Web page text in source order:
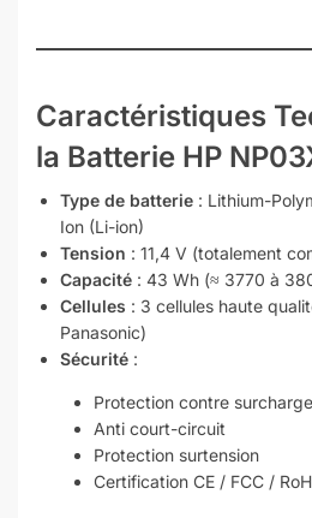
Caractéristiques
la Batterie HP
Type de batterie : Lithium-
Ion (Li-ion)
Tension : 11,4 V (totalement
Capacité : 43 Wh (≈ 3770 à
Cellules : 3 cellules haute
Panasonic)
Sécurité :
Protection contre surcharge
Anti court-circuit
Protection surtension
Certification CE / FCC /